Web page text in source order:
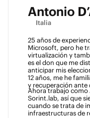
Antonio
Italia
25 años de
Microsoft, pero he
virtualización y
es el don que me
anticipar mis
12 años, me he
y recuperación ante
Ahora trabajo como
Sorint.lab, así que
cuando se trata de
infraestructuras de